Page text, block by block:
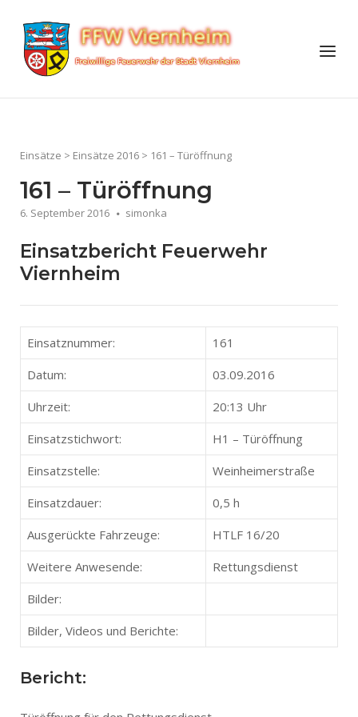
content
Home
Menu
Einsätze > Einsätze 2016 > 161 – Türöffnung
161 – Türöffnung
6. September 2016 simonka
Einsatzbericht Feuerwehr
Viernheim
Einsatznummer:
161
Datum:
03.09.2016
Uhrzeit:
20:13 Uhr
Einsatzstichwort:
H1 – Türöffnung
Einsatzstelle:
Weinheimerstraße
Einsatzdauer:
0,5 h
Ausgerückte Fahrzeuge:
HTLF 16/20
Weitere Anwesende:
Rettungsdienst
Bilder:
Bilder, Videos und Berichte:
Bericht: